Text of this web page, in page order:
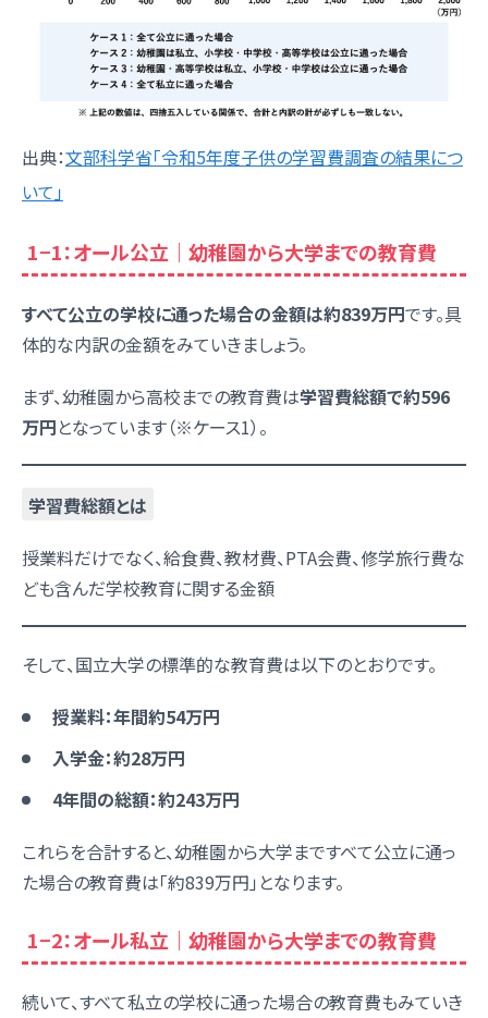
出典：文部科学省「令和5年度子供の学習費調査の結果につ
いて」
1−1：オール公立｜幼稚園から大学までの教育費
すべて公立の学校に通った場合の金額は約839万円です。具
体的な内訳の金額をみていきましょう。
まず、幼稚園から高校までの教育費は学習費総額で約596
万円となっています（※ケース1）。
学習費総額とは
授業料だけでなく、給食費、教材費、PTA会費、修学旅行費な
ども含んだ学校教育に関する金額
そして、国立大学の標準的な教育費は以下のとおりです。
授業料：年間約54万円
入学金：約28万円
4年間の総額：約243万円
これらを合計すると、幼稚園から大学まですべて公立に通っ
た場合の教育費は「約839万円」となります。
1−2：オール私立｜幼稚園から大学までの教育費
続いて、すべて私立の学校に通った場合の教育費もみていき